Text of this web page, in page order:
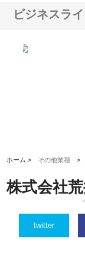
ビジネスラ
ホーム > その他業種 >
株式会社
twitter